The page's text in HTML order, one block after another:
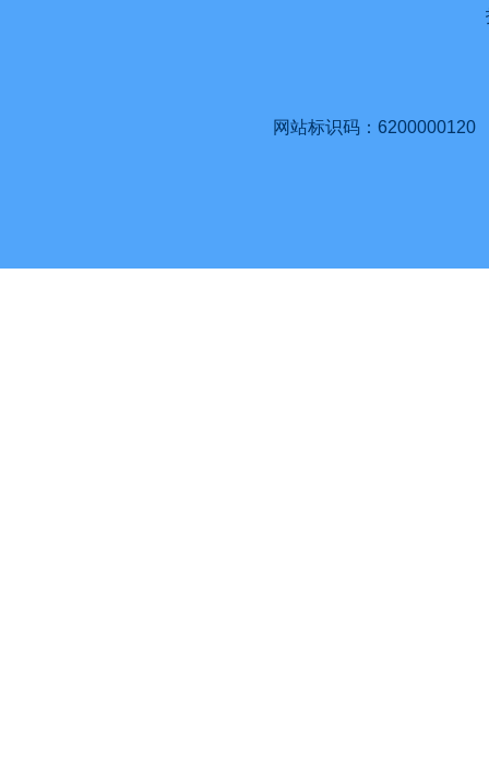
网站标识码：6200000120